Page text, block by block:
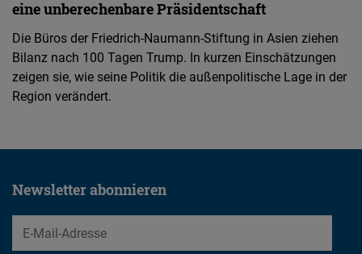
eine unberechenbare Präsidentschaft
Die Büros der Friedrich-Naumann-Stiftung in Asien ziehen
Bilanz nach 100 Tagen Trump. In kurzen Einschätzungen
zeigen sie, wie seine Politik die außenpolitische Lage in der
Region verändert.
Newsletter abonnieren
EMail